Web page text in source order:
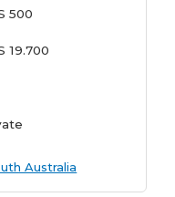
500
19.700
Australia